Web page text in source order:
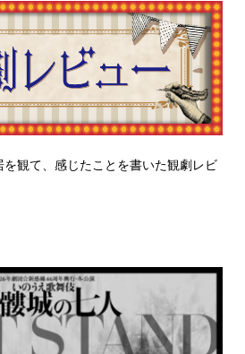
観て、感じたことを書いた観劇レビ